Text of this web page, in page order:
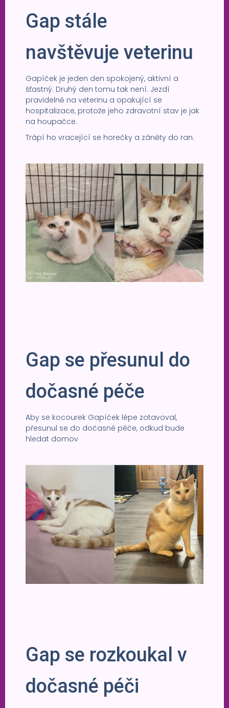
Gap stále
navštěvuje veterinu
Gapíček je jeden den spokojený, aktivní a
šťastný. Druhý den tomu tak není. Jezdí
pravidelně na veterinu a opakující se
hospitalizace, protože jeho zdravotní stav je jak
na houpačce.
Trápí ho vracející se horečky a záněty do ran.
Gap se přesunul do
dočasné péče
Aby se kocourek Gapíček lépe zotavoval,
přesunul se do dočasné péče, odkud bude
hledat domov
Gap se rozkoukal v
dočasné péči